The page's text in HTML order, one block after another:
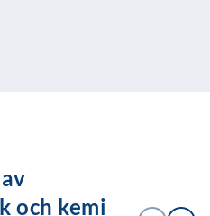
och kemi